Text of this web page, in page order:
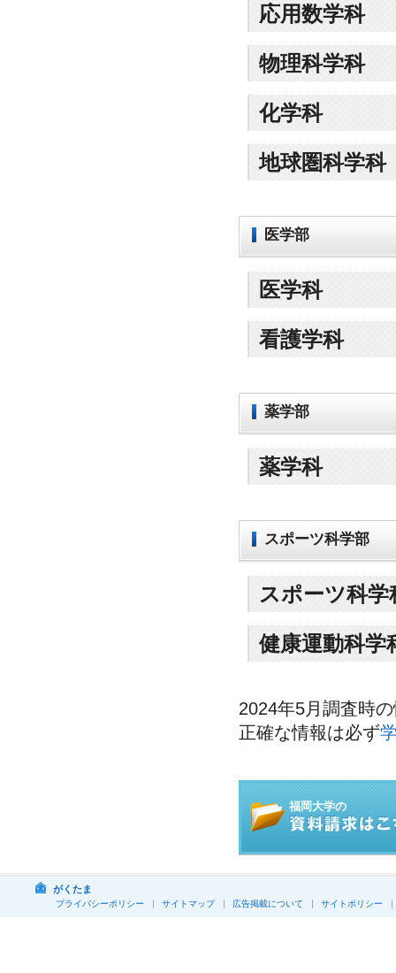
応用数学科
物理科学科
化学科
地球圏科学科
医学部
医学科
看護学科
薬学部
薬学科
スポーツ科学部
スポーツ科学
健康運動科学
2024年5月調査時
正確な情報は必ず
福岡大学の
がくたま
プライバシーポリシー サイトマップ 広告掲載について サイトポリシー